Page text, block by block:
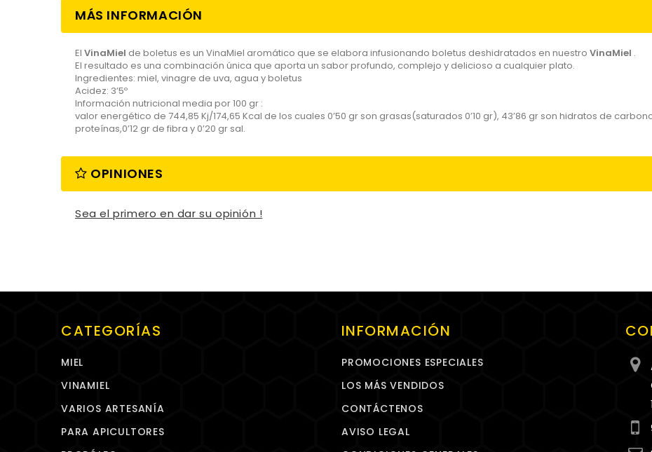
MÁS INFORMACIÓN
El VinaMiel de boletus es un VinaMiel aromático que se elabora infusionando boletus deshidratados en nuestro VinaMiel .
El resultado es una combinación única que aporta un sabor profundo, complejo y delicioso a cualquier plato.
Ingredientes: miel, vinagre de uva, agua y boletus
Acidez: 3’5º
Información nutricional media por 100 gr :
valor energético de 744,85 Kj/174,65 Kcal de los cuales 0’50 gr son grasas(saturados 0’10 gr), 43’86 gr son hidratos de
proteínas,0’12 gr de fibra y 0’20 gr sal.
OPINIONES
Sea el primero en dar su opinión !
CATEGORÍAS
MIEL
VINAMIEL
VARIOS ARTESANÍA
PARA APICULTORES
INFORMACIÓN
PROMOCIONES ESPECIALES
LOS MÁS VENDIDOS
CONTÁCTENOS
AVISO LEGAL